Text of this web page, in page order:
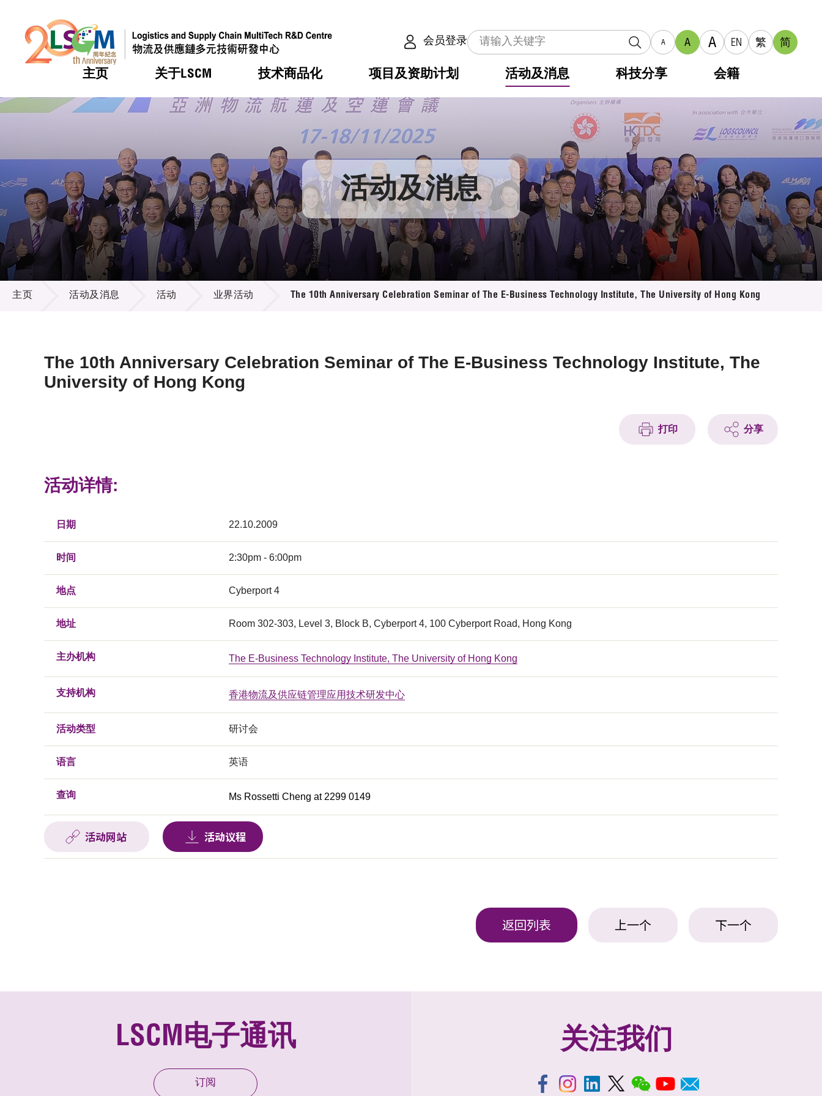
会员登录 A A A EN 繁 简
主页 关于LSCM
热门 机构简介
组织架构
组织架构
董事局
研究顾问
招标通告
技术商品化
热门 服务
可获授权之技术
应用于公共服务之创新技术
重点项目
项目及资助计划
热门 合作计划
资助计划
资助计划
税务优惠
申请
评审
征求研发项目计划书
项目资料库
活动及消息
热门 活动
奖项
新闻中心
媒体报导
新闻稿
资讯中心
多媒体
出版刊物
科技分享 会籍
热门 会籍及服务
会员列表
会员登入 活动及消息
活动及消息
主页 活动及消息 活动 业界活动 The 10th Anniversary Celebration Seminar of The E-Business Technology Institute, The University of Hong Kong
The 10th Anniversary Celebration Seminar of The E-Business Technology Institute, The
University of Hong Kong
打印 分享
活动详情:
日期 22.10.2009
时间 2:30pm - 6:00pm
地点 Cyberport 4
地址 Room 302-303, Level 3, Block B, Cyberport 4, 100 Cyberport Road, Hong Kong
主办机构 The E-Business Technology Institute, The University of Hong Kong
支持机构 香港物流及供应链管理应用技术研发中心
活动类型 研讨会
语言 英语
查询 Ms Rossetti Cheng at 2299 0149
活动网站 活动议程
返回列表 上一个 下一个
LSCM电子通讯
订阅
关注我们